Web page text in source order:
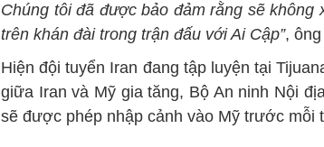
Chúng tôi đã được bảo đảm rằng sẽ
trên khán đài trong trận đấu với Ai Cập”,
Hiện đội tuyển Iran đang tập luyện tại
giữa Iran và Mỹ gia tăng, Bộ An ninh Nội
sẽ được phép nhập cảnh vào Mỹ trước mỗi